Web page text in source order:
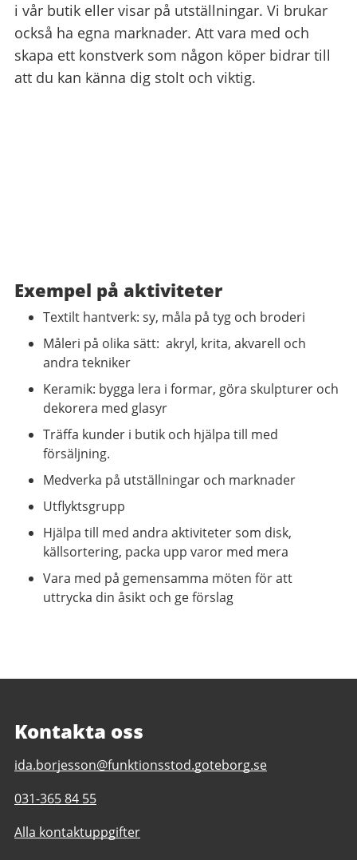
i vår butik eller visar på utställningar. Vi brukar
också ha egna marknader. Att vara med och
skapa ett konstverk som någon köper bidrar till
att du kan känna dig stolt och viktig.
Exempel på aktiviteter
Textilt hantverk: sy, måla på tyg och broderi
Måleri på olika sätt: akryl, krita, akvarell och
andra tekniker
Keramik: bygga lera i formar, göra skulpturer och
dekorera med glasyr
Träffa kunder i butik och hjälpa till med
försäljning.
Medverka på utställningar och marknader
Utflyktsgrupp
Hjälpa till med andra aktiviteter som disk,
källsortering, packa upp varor med mera
Vara med på gemensamma möten för att
uttrycka din åsikt och ge förslag
Kontakta oss
E-
till
Formverkstan
daglig
ida.borjesson@funktionsstod.goteborg.se
Telefonnummer
Formverkstan
031-365 84 55
Alla kontaktuppgifter